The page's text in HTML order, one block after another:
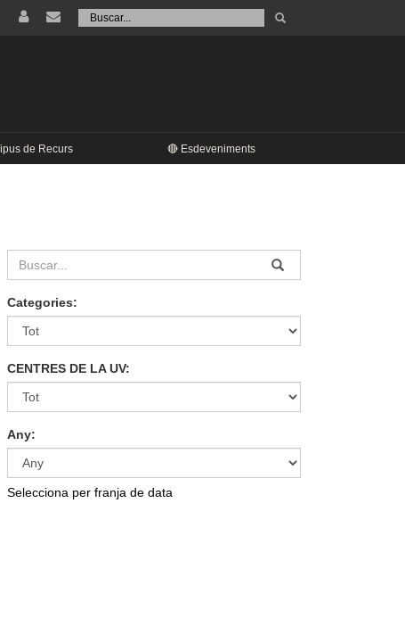
Buscar
Tramet
de Recurs 🔴 Esdeveniments
Categories:
CENTRES DE LA UV:
Any:
Selecciona per franja de data